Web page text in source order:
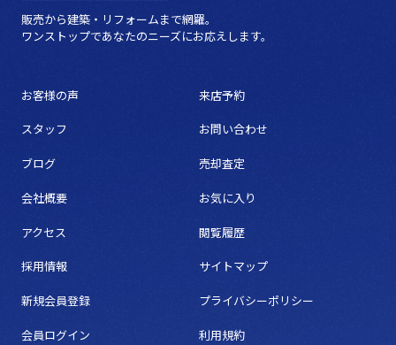
販売から建築・リフォームまで網羅。
ワンストップであなたのニーズにお応えします。
お客様の声
スタッフ
ブログ
会社概要
アクセス
採用情報
新規会員登録
会員ログイン
来店予約
お問い合わせ
売却査定
お気に入り
閲覧履歴
サイトマップ
プライバシーポリシー
利用規約